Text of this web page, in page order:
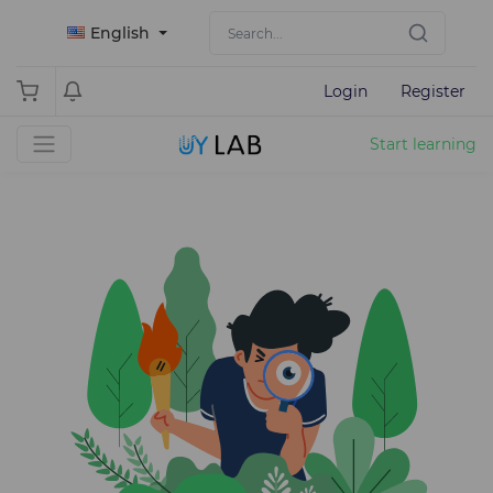
English
Login Register
Start learning